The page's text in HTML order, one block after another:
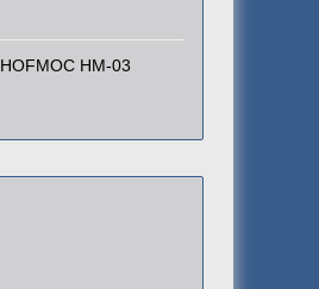
HOFMOC HM-03